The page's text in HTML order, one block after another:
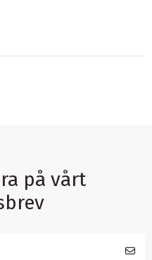
på vårt